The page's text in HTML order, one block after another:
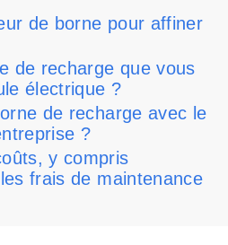
de borne pour affiner
de recharge que vous
électrique ?
de recharge avec le
?
y compris
frais de maintenance